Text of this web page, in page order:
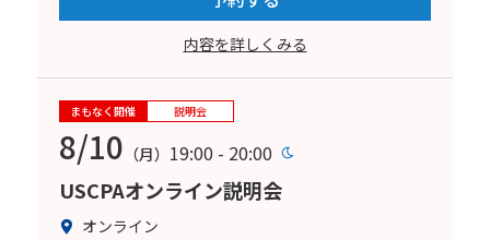
内容を詳しくみる
まもなく開催 説明会
8/10 （月） 19:00 - 20:00
USCPAオンライン説明会
オンライン